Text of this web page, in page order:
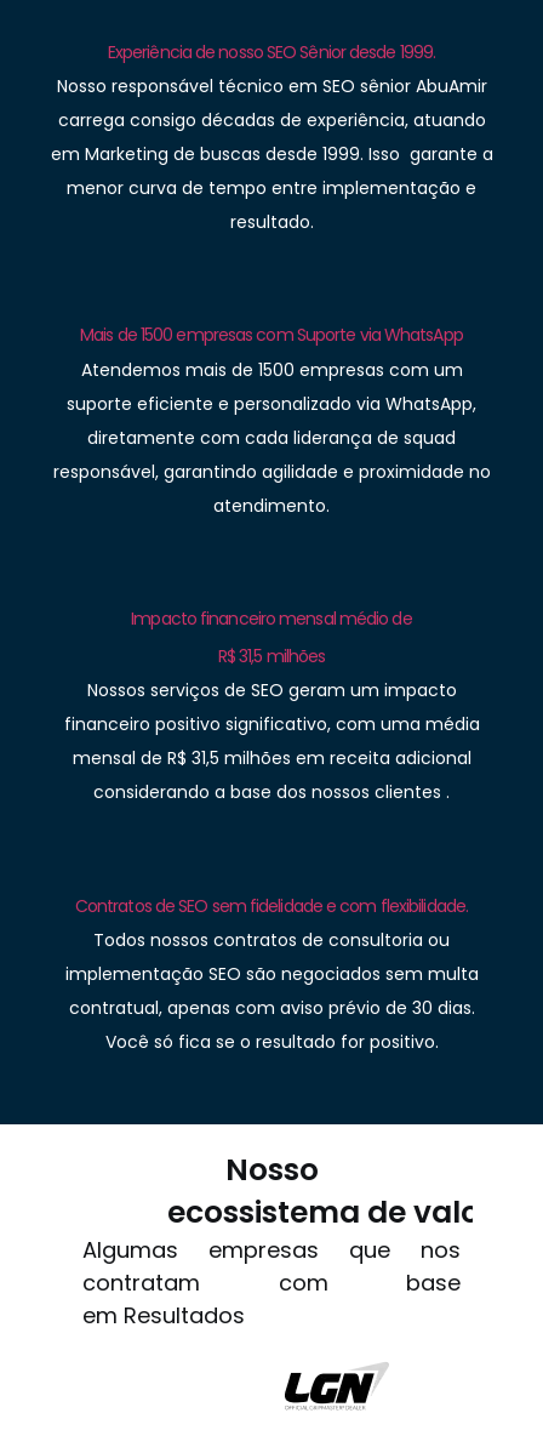
Experiência de nosso SEO Sênior desde 1999.
Nosso responsável técnico em SEO sênior AbuAmir
carrega consigo décadas de experiência, atuando
em Marketing de buscas desde 1999. Isso garante a
menor curva de tempo entre implementação e
resultado.
Mais de 1500 empresas com Suporte via WhatsApp
Atendemos mais de 1500 empresas com um
suporte eficiente e personalizado via WhatsApp,
diretamente com cada liderança de squad
responsável, garantindo agilidade e proximidade no
atendimento.
Impacto financeiro mensal médio de
R$ 31,5 milhões
Nossos serviços de SEO geram um impacto
financeiro positivo significativo, com uma média
mensal de R$ 31,5 milhões em receita adicional
considerando a base dos nossos clientes .
Contratos de SEO sem fidelidade e com flexibilidade.
Todos nossos contratos de consultoria ou
implementação SEO são negociados sem multa
contratual, apenas com aviso prévio de 30 dias.
Você só fica se o resultado for positivo.
Nosso
ecossistema de valor
Algumas empresas que nos
contratam com base
em Resultados